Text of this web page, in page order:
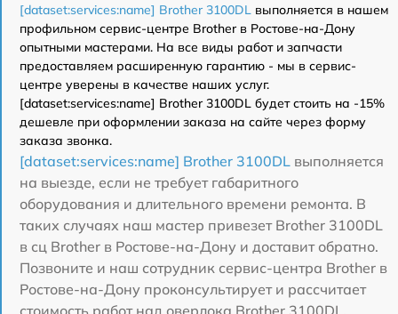
[dataset:services:name] Brother 3100DL выполняется в нашем
профильном сервис-центре Brother в Ростове-на-Дону
опытными мастерами. На все виды работ и запчасти
предоставляем расширенную гарантию - мы в сервис-
центре уверены в качестве наших услуг.
[dataset:services:name] Brother 3100DL будет стоить на -15%
дешевле при оформлении заказа на сайте через форму
заказа звонка.
[dataset:services:name] Brother 3100DL выполняется
на выезде, если не требует габаритного
оборудования и длительного времени ремонта. В
таких случаях наш мастер привезет Brother 3100DL
в сц Brother в Ростове-на-Дону и доставит обратно.
Позвоните и наш сотрудник сервис-центра Brother в
Ростове-на-Дону проконсультирует и рассчитает
стоимость работ над оверлока Brother 3100DL.